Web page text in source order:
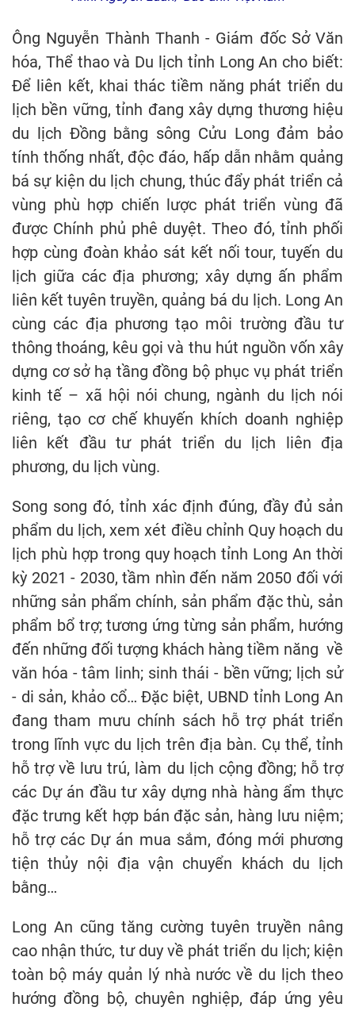
Ông Nguyễn Thành Thanh - Giám đốc Sở Văn
hóa, Thể thao và Du lịch tỉnh Long An cho biết:
Để liên kết, khai thác tiềm năng phát triển du
lịch bền vững, tỉnh đang xây dựng thương hiệu
du lịch Đồng bằng sông Cửu Long đảm bảo
tính thống nhất, độc đáo, hấp dẫn nhằm quảng
bá sự kiện du lịch chung, thúc đẩy phát triển cả
vùng phù hợp chiến lược phát triển vùng đã
được Chính phủ phê duyệt. Theo đó, tỉnh phối
hợp cùng đoàn khảo sát kết nối tour, tuyến du
lịch giữa các địa phương; xây dựng ấn phẩm
liên kết tuyên truyền, quảng bá du lịch. Long An
cùng các địa phương tạo môi trường đầu tư
thông thoáng, kêu gọi và thu hút nguồn vốn xây
dựng cơ sở hạ tầng đồng bộ phục vụ phát triển
kinh tế – xã hội nói chung, ngành du lịch nói
riêng, tạo cơ chế khuyến khích doanh nghiệp
liên kết đầu tư phát triển du lịch liên địa
phương, du lịch vùng.
Song song đó, tỉnh xác định đúng, đầy đủ sản
phẩm du lịch, xem xét điều chỉnh Quy hoạch du
lịch phù hợp trong quy hoạch tỉnh Long An thời
kỳ 2021 - 2030, tầm nhìn đến năm 2050 đối với
những sản phẩm chính, sản phẩm đặc thù, sản
phẩm bổ trợ; tương ứng từng sản phẩm, hướng
đến những đối tượng khách hàng tiềm năng về
văn hóa - tâm linh; sinh thái - bền vững; lịch sử
- di sản, khảo cổ… Đặc biệt, UBND tỉnh Long An
đang tham mưu chính sách hỗ trợ phát triển
trong lĩnh vực du lịch trên địa bàn. Cụ thể, tỉnh
hỗ trợ về lưu trú, làm du lịch cộng đồng; hỗ trợ
các Dự án đầu tư xây dựng nhà hàng ẩm thực
đặc trưng kết hợp bán đặc sản, hàng lưu niệm;
hỗ trợ các Dự án mua sắm, đóng mới phương
tiện thủy nội địa vận chuyển khách du lịch
bằng…
Long An cũng tăng cường tuyên truyền nâng
cao nhận thức, tư duy về phát triển du lịch; kiện
toàn bộ máy quản lý nhà nước về du lịch theo
hướng đồng bộ, chuyên nghiệp, đáp ứng yêu